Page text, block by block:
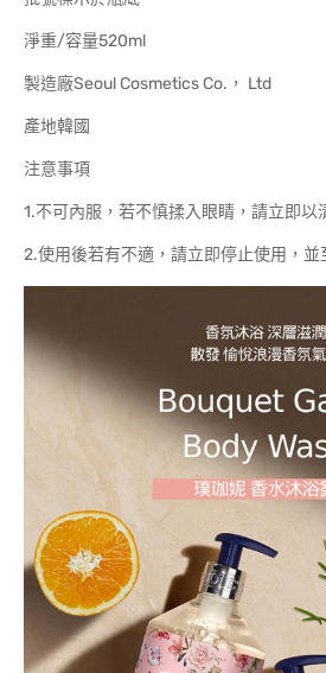
淨重/容量520ml
製造廠Seoul Cosmetics Co.， Ltd
產地韓國
注意事項
1.不可內服，若不慎揉入眼睛，請立即以
2.使用後若有不適，請立即停止使用，並